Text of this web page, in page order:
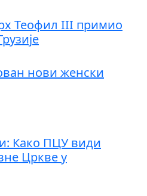
Теофил III примио
нови женски
Како ПЦУ види
Цркве у